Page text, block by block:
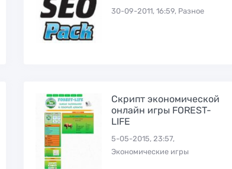
30-09-2011, 16:59, Разное
Скрипт экономической
онлайн игры FOREST-
LIFE
5-05-2015, 23:57,
Экономические игры
Bootpay
cash»